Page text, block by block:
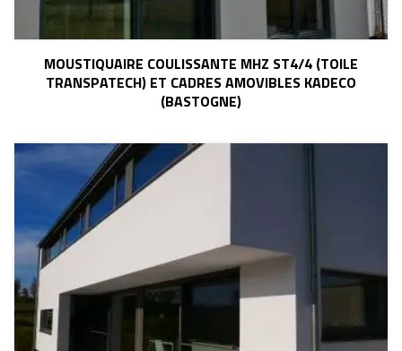
MOUSTIQUAIRE COULISSANTE MHZ ST4/4 (TOILE
TRANSPATECH) ET CADRES AMOVIBLES KADECO
(BASTOGNE)